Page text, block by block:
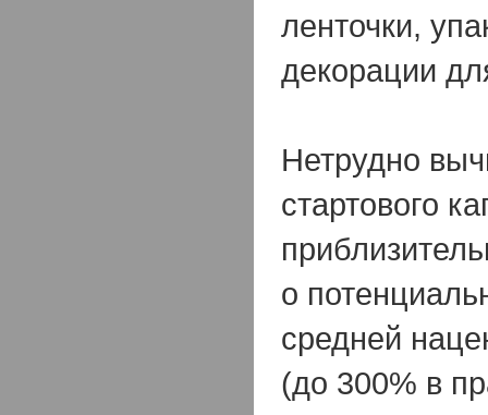
ленточки,
декорации
Нетрудно
стартового
о
средней
(до 300% в